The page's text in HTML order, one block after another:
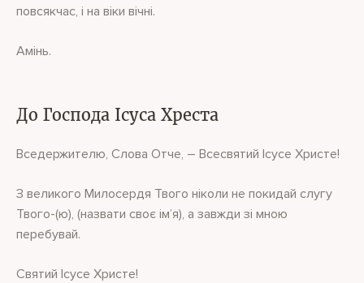
повсякчас, і на віки вічні.
Амінь.
До Господа Ісуса Хреста
Вседержителю, Слова Отче, – Всесвятий Ісусе Христе!
З великого Милосердя Твого ніколи не покидай слугу
Твого-(ю), (назвати своє ім’я), а завжди зі мною
перебувай.
Святий Ісусе Христе!